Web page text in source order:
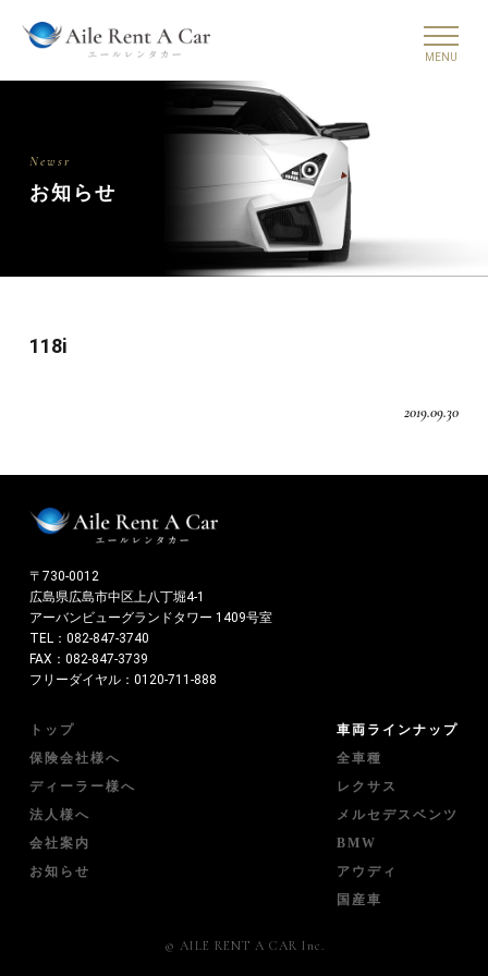
Newsr
お知らせ
118i
2019.09.30
〒730-0012
広島県広島市中区上八丁堀4-1
アーバンビューグランドタワー 1409号室
TEL： 082-847-3740
FAX：082-847-3739
フリーダイヤル： 0120-711-888
トップ
保険会社様へ
ディーラー様へ
法人様へ
会社案内
お知らせ
車両ラインナップ
全車種
レクサス
メルセデスベンツ
BMW
アウディ
国産車
© AILE RENT A CAR Inc.